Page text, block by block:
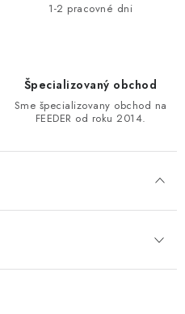
1-2 pracovné dni
Špecializovaný obchod
Sme špecializovany obchod na
FEEDER od roku 2014.